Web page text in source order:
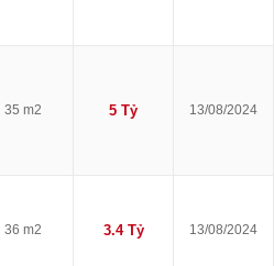
35 m2 5 Tỷ 13/08/2024
36 m2 3.4 Tỷ 13/08/2024